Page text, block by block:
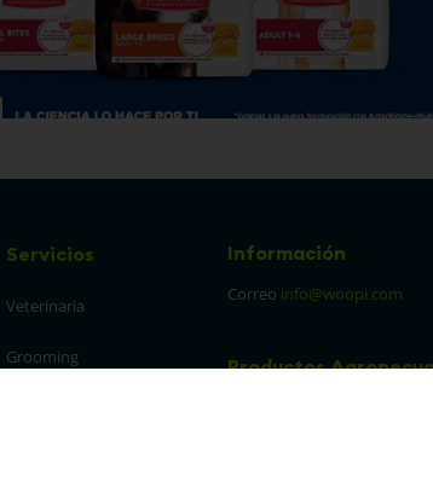
Servicios
Veterinaria
Grooming
Información
Correo info@woopi.com
Productos